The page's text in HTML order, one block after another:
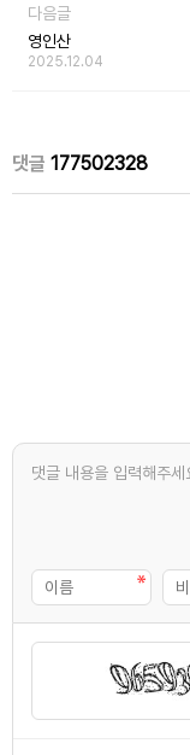
다음글
영인산
2025.12.04
댓글 177502328